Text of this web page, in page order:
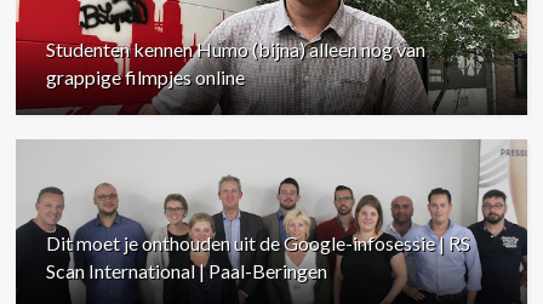
Studenten kennen Humo (bijna) alleen nog van
grappige filmpjes online
Dit moet je onthouden uit de Google-infosessie | RS
Scan International | Paal-Beringen